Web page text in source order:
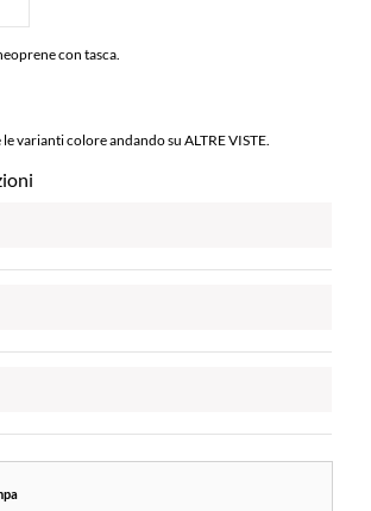
con tasca.
varianti colore andando su ALTRE VISTE.